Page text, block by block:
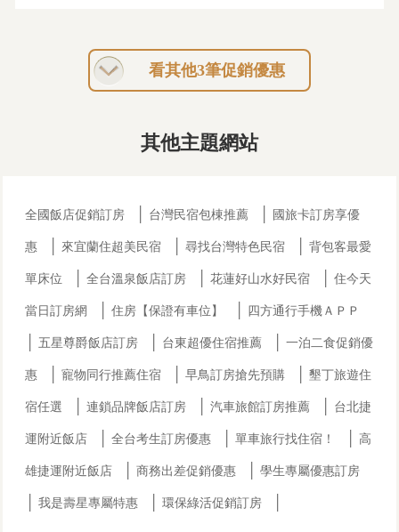
看其他3筆促銷優惠
其他主題網站
全國飯店促銷訂房 台灣民宿包棟推薦 國旅卡訂房享優
惠 來宜蘭住超美民宿 │尋找台灣特色民宿 │背包客最愛
單床位 │全台溫泉飯店訂房 │花蓮好山水好民宿 │住今天
當日訂房網 │住房【保證有車位】 四方通行手機ＡＰＰ
五星尊爵飯店訂房 台東超優住宿推薦 │一泊二食促銷優
惠 │寵物同行推薦住宿 │早鳥訂房搶先預購 │墾丁旅遊住
宿任選 │連鎖品牌飯店訂房 │汽車旅館訂房推薦 台北捷
運附近飯店 │全台考生訂房優惠 │單車旅行找住宿！ │高
雄捷運附近飯店 │商務出差促銷優惠 │學生專屬優惠訂房
│我是壽星專屬特惠 │環保綠活促銷訂房